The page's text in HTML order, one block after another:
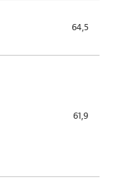
64,5
61,9